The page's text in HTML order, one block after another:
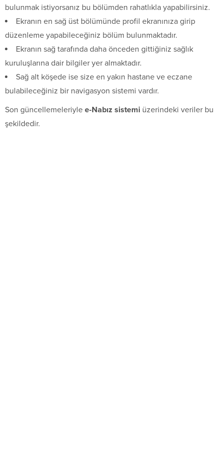
bulunmak istiyorsanız bu bölümden rahatlıkla yapabilirsiniz.
Ekranın en sağ üst bölümünde profil ekranınıza girip
düzenleme yapabileceğiniz bölüm bulunmaktadır.
Ekranın sağ tarafında daha önceden gittiğiniz sağlık
kuruluşlarına dair bilgiler yer almaktadır.
Sağ alt köşede ise size en yakın hastane ve eczane
bulabileceğiniz bir navigasyon sistemi vardır.
Son güncellemeleriyle e-Nabız sistemi üzerindeki veriler bu
şekildedir.